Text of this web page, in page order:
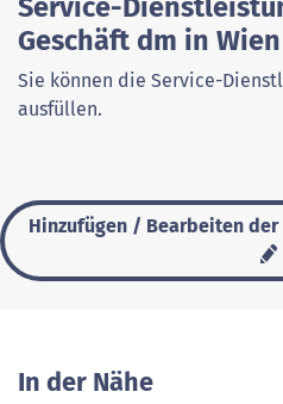
Service-
Geschäft dm in
Sie können die Service-
ausfüllen.
Hinzufügen / Bearbeiten
In der Nähe